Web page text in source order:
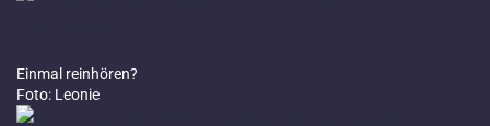
Einmal reinhören?
Foto: Leonie